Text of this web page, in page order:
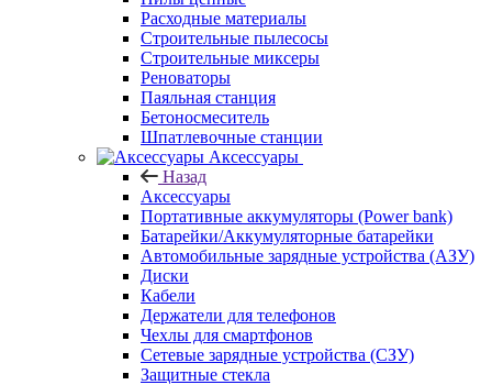
Расходные материалы
Строительные пылесосы
Строительные миксеры
Реноваторы
Паяльная станция
Бетоносмеситель
Шпатлевочные станции
Аксессуары
Назад
Аксессуары
Портативные аккумуляторы (Power bank)
Батарейки/Аккумуляторные батарейки
Автомобильные зарядные устройства (АЗУ)
Диски
Кабели
Держатели для телефонов
Чехлы для смартфонов
Сетевые зарядные устройства (СЗУ)
Защитные стекла